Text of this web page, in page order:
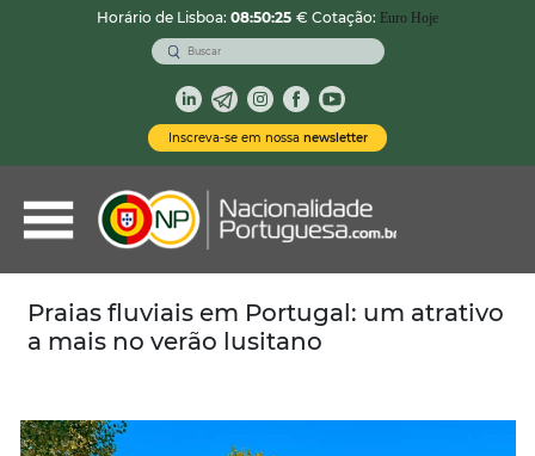
Horário de Lisboa: 08:50:26 € Cotação: Euro Hoje
Inscreva-se em nossa newsletter
Nacionalidade Portuguesa
Vistos de Residência
Imóveis em Portugal
Demais Serviços
Vistos Temporários
Praias fluviais em Portugal: um atrativo
a mais no verão lusitano